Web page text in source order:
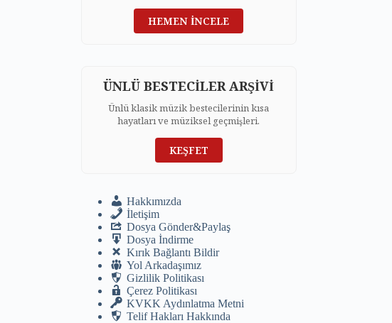
HEMEN İNCELE
ÜNLÜ BESTECİLER ARŞİVİ
Ünlü klasik müzik bestecilerinin kısa
hayatları ve müziksel geçmişleri.
KEŞFET
Hakkımızda
İletişim
Dosya Gönder&Paylaş
Dosya İndirme
Kırık Bağlantı Bildir
Yol Arkadaşımız
Gizlilik Politikası
Çerez Politikası
KVKK Aydınlatma Metni
Telif Hakları Hakkında